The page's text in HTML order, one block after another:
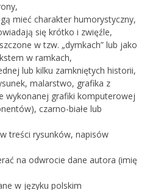
mieć charakter humorystyczny,
się krótko i zwięźle,
w tzw. „dymkach” lub jako
w ramkach,
lub kilku zamkniętych historii,
malarstwo, grafika z
wykonanej grafiki komputerowej
czarno-białe lub
treści rysunków, napisów
na odwrocie dane autora (imię
w języku polskim